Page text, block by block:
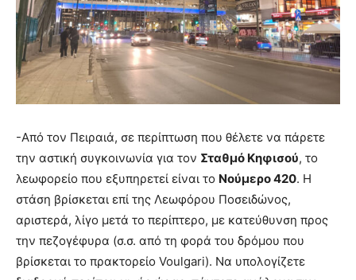
-Από τον Πειραιά, σε περίπτωση που θέλετε να πάρετε
την αστική συγκοινωνία για τον Σταθμό Κηφισού, το
λεωφορείο που εξυπηρετεί είναι το Νούμερο 420. Η
στάση βρίσκεται επί της Λεωφόρου Ποσειδώνος,
αριστερά, λίγο μετά το περίπτερο, με κατεύθυνση προς
την πεζογέφυρα (σ.σ. από τη φορά του δρόμου που
βρίσκεται το πρακτορείο Voulgari). Να υπολογίζετε